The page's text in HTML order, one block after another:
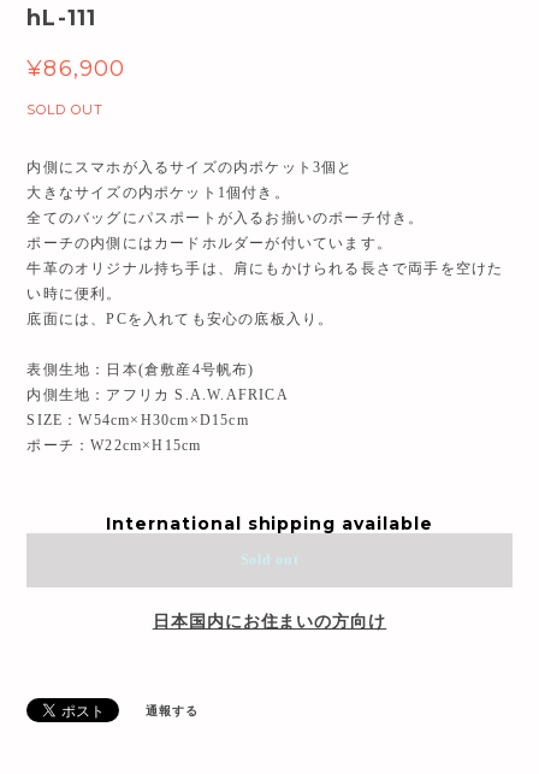
hL-111
¥86,900
SOLD OUT
内側にスマホが入るサイズの内ポケット3個と
大きなサイズの内ポケット1個付き。
全てのバッグにパスポートが入るお揃いのポーチ付き。
ポーチの内側にはカードホルダーが付いています。
牛革のオリジナル持ち手は、肩にもかけられる長さで両手を空けた
い時に便利。
底面には、PCを入れても安心の底板入り。
表側生地：日本(倉敷産4号帆布)
内側生地：アフリカ S.A.W.AFRICA
SIZE：W54cm×H30cm×D15cm
ポーチ：W22cm×H15cm
International shipping available
Sold out
日本国内にお住まいの方向け
通報する